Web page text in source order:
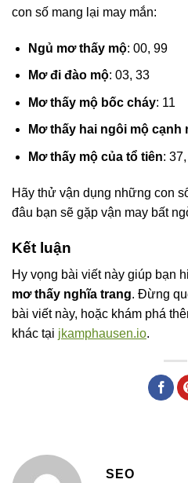
con số mang lại may mắn:
Ngủ mơ thấy mộ: 00, 99
Mơ đi đào mộ: 03, 33
Mơ thấy mộ bốc cháy: 11
Mơ thấy hai ngôi mộ cạnh
Mơ thấy mộ của tổ tiên:
Hãy thử vận dụng những con
đâu bạn sẽ gặp vận may bất
Kết luận
Hy vọng bài viết này giúp bạn
mơ thấy nghĩa trang. Đừng
bài viết này, hoặc khám phá
khác tại jkamphausen.io.
SEO